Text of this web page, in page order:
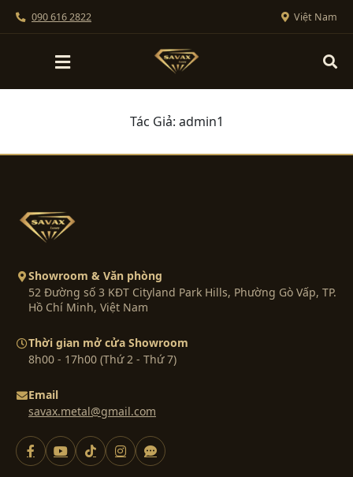
090 616 2822 Việt Nam
Tác Giả: admin1
Showroom & Văn phòng
52 Đường số 3 KĐT Cityland Park Hills, Phường Gò Vấp, TP.
Hồ Chí Minh, Việt Nam
Thời gian mở cửa Showroom
8h00 - 17h00 (Thứ 2 - Thứ 7)
Email
savax.metal@gmail.com